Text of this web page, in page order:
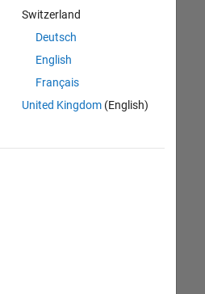
Switzerland
Deutsch
English
Français
United Kingdom(English)